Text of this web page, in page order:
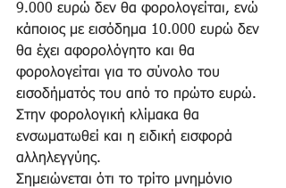
9.000 ευρώ δεν θα φορολογείται, ενώ
κάποιος με εισόδημα 10.000 ευρώ δεν
θα έχει αφορολόγητο και θα
φορολογείται για το σύνολο του
εισοδήματός του από το πρώτο ευρώ.
Στην φορολογική κλίμακα θα
ενσωματωθεί και η ειδική εισφορά
αλληλεγγύης.
Σημειώνεται ότι το τρίτο μνημόνιο